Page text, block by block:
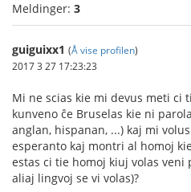
Meldinger: 3
guiguixx1 (Å vise profilen)
2017 3 27 17:23:23
Mi ne scias kie mi devus meti ci
kunveno ĉe Bruselas kie ni
anglan, hispanan, ...) kaj mi
esperanto kaj montri al homoj
estas ci tie homoj kiuj volas
aliaj lingvoj se vi volas)?